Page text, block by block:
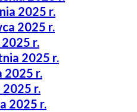
2025 r.
2025 r.
r.
2025 r.
2025 r.
2025 r.
2025 r.